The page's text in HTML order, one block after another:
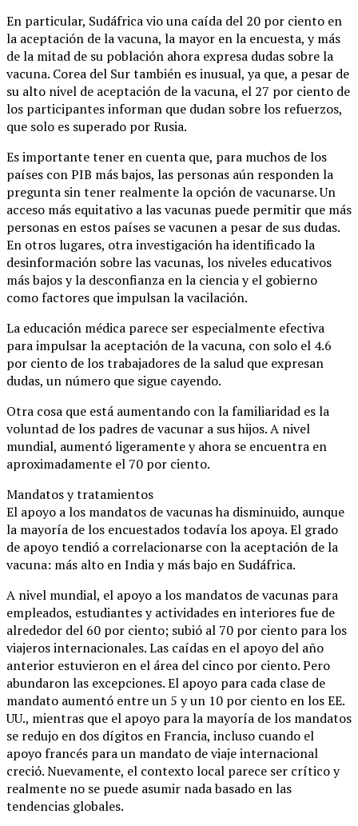
En particular, Sudáfrica vio una caída del 20 por ciento en
la aceptación de la vacuna, la mayor en la encuesta, y más
de la mitad de su población ahora expresa dudas sobre la
vacuna. Corea del Sur también es inusual, ya que, a pesar de
su alto nivel de aceptación de la vacuna, el 27 por ciento de
los participantes informan que dudan sobre los refuerzos,
que solo es superado por Rusia.
Es importante tener en cuenta que, para muchos de los
países con PIB más bajos, las personas aún responden la
pregunta sin tener realmente la opción de vacunarse. Un
acceso más equitativo a las vacunas puede permitir que más
personas en estos países se vacunen a pesar de sus dudas.
En otros lugares, otra investigación ha identificado la
desinformación sobre las vacunas, los niveles educativos
más bajos y la desconfianza en la ciencia y el gobierno
como factores que impulsan la vacilación.
La educación médica parece ser especialmente efectiva
para impulsar la aceptación de la vacuna, con solo el 4.6
por ciento de los trabajadores de la salud que expresan
dudas, un número que sigue cayendo.
Otra cosa que está aumentando con la familiaridad es la
voluntad de los padres de vacunar a sus hijos. A nivel
mundial, aumentó ligeramente y ahora se encuentra en
aproximadamente el 70 por ciento.
Mandatos y tratamientos
El apoyo a los mandatos de vacunas ha disminuido, aunque
la mayoría de los encuestados todavía los apoya. El grado
de apoyo tendió a correlacionarse con la aceptación de la
vacuna: más alto en India y más bajo en Sudáfrica.
A nivel mundial, el apoyo a los mandatos de vacunas para
empleados, estudiantes y actividades en interiores fue de
alrededor del 60 por ciento; subió al 70 por ciento para los
viajeros internacionales. Las caídas en el apoyo del año
anterior estuvieron en el área del cinco por ciento. Pero
abundaron las excepciones. El apoyo para cada clase de
mandato aumentó entre un 5 y un 10 por ciento en los EE.
UU., mientras que el apoyo para la mayoría de los mandatos
se redujo en dos dígitos en Francia, incluso cuando el
apoyo francés para un mandato de viaje internacional
creció. Nuevamente, el contexto local parece ser crítico y
realmente no se puede asumir nada basado en las
tendencias globales.